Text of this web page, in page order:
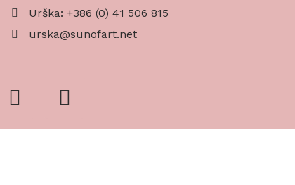
Urška: +386 (0) 41 506 815
urska@sunofart.net